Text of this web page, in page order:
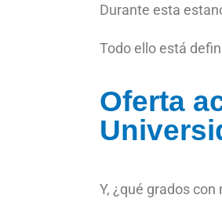
Durante esta
Todo ello está
Oferta
Y, ¿qué grados